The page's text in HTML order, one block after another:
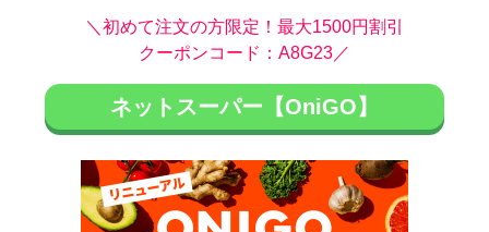
＼初めて注文の方限定！最大1500円割引
クーポンコード：A8G23／
ネットスーパー【OniGO】